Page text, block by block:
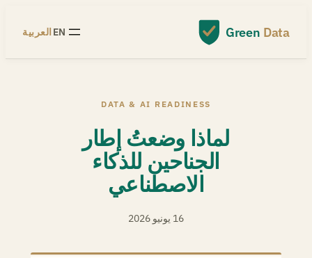
Green Data
EN العربية
DATA & AI READINESS
لماذا وضعتُ إطار
الجناحين للذكاء
الاصطناعي
16 يونيو 2026